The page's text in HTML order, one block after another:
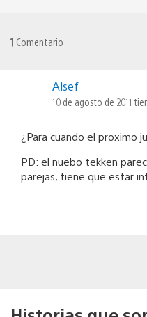
1 Comentario
Alsef
10 de agosto de 2011
¿Para cuando el proximo
PD: el nuebo tekken
parejas, tiene que estar